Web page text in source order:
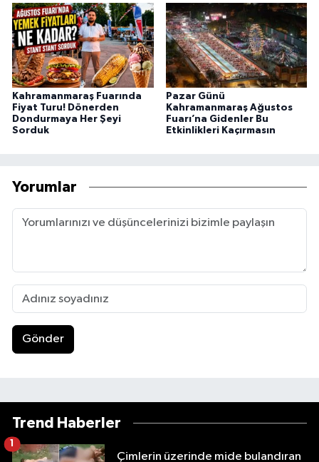
Kahramanmaraş Fuarında
Fiyat Turu! Dönerden
Dondurmaya Her Şeyi
Sorduk
Pazar Günü
Kahramanmaraş Ağustos
Fuarı’na Gidenler Bu
Etkinlikleri Kaçırmasın
Yorumlar
Gönder
Trend Haberler
Çimlerin üzerinde mide bulandıran
1